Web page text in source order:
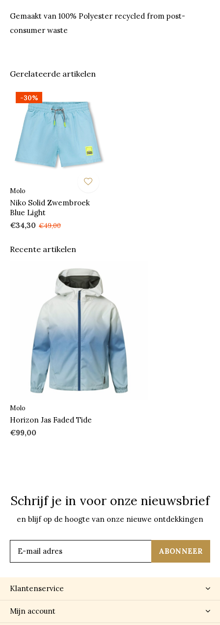
Gemaakt van 100% Polyester recycled from post-
consumer waste
Gerelateerde artikelen
-30%
Molo
Niko Solid Zwembroek
Blue Light
€34,30 €49,00
Recente artikelen
Molo
Horizon Jas Faded Tide
€99,00
Schrijf je in voor onze nieuwsbrief
en blijf op de hoogte van onze nieuwe ontdekkingen
ABONNEER
Klantenservice
Mijn account